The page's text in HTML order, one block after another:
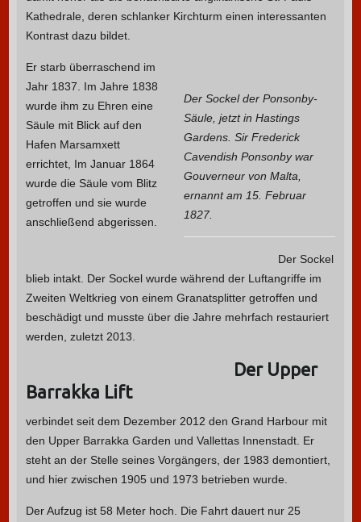
Kathedrale, deren schlanker Kirchturm einen interessanten
Kontrast dazu bildet.
Der Sockel der Ponsonby-
Säule, jetzt in Hastings
Gardens. Sir Frederick
Cavendish Ponsonby war
Gouverneur von Malta,
ernannt am 15. Februar
1827.
Er starb überraschend im
Jahr 1837. Im Jahre 1838
wurde ihm zu Ehren eine
Säule mit Blick auf den
Hafen Marsamxett
errichtet, Im Januar 1864
wurde die Säule vom Blitz
getroffen und sie wurde
anschließend abgerissen.
Der Sockel
blieb intakt. Der Sockel wurde während der Luftangriffe im
Zweiten Weltkrieg von einem Granatsplitter getroffen und
beschädigt und musste über die Jahre mehrfach restauriert
werden, zuletzt 2013.
Der Upper
Barrakka Lift
verbindet seit dem Dezember 2012 den Grand Harbour mit
den Upper Barrakka Garden und Vallettas Innenstadt. Er
steht an der Stelle seines Vorgängers, der 1983 demontiert,
und hier zwischen 1905 und 1973 betrieben wurde.
Der Aufzug ist 58 Meter hoch. Die Fahrt dauert nur 25